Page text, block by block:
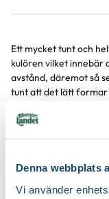
Denna webbplats
Vi använder
Ett mycket tunt och
kulören vilket innebär
avstånd, däremot så
tunt att det lätt
Visa mer
Produktspecifikation